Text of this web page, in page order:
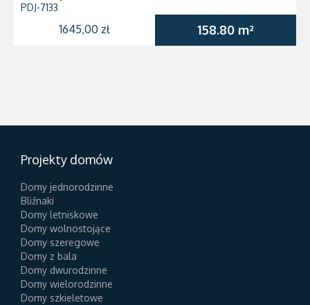
PDJ-7133
1645,00 zł 158.80 m²
Projekty domów
Domy jednorodzinne
Bliźnaki
Domy letniskowe
Domy wolnostojące
Domy szeregowe
Domy z bala
Domy dwurodzinne
Domy wielorodzinne
Domy szkieletowe